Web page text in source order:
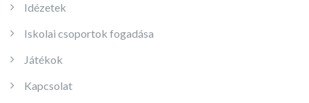
Idézetek
Iskolai csoportok fogadása
Játékok
Kapcsolat